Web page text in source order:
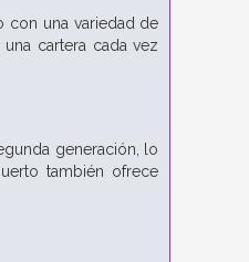
con una variedad de
cartera cada vez
generación, lo
también ofrece